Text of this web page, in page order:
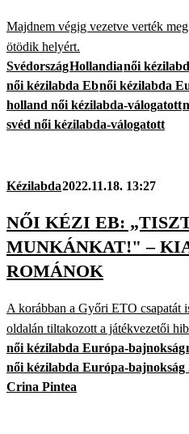
Majdnem végig vezetve verték
ötödik helyért.
SvédországHollandianői
női kézilabda Ebnői kézilabda
holland női kézilabda-válogatott
svéd női kézilabda-válogatott
Kézilabda2022.11.18. 13:27
NŐI KÉZI EB:
MUNKÁNKAT!" –
ROMÁNOK
A korábban a Győri ETO csapatát
oldalán tiltakozott a játékvezetői
női kézilabda Európa-bajnokság
női kézilabda Európa-bajnokság
Crina Pintea